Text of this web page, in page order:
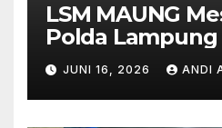
LSM MAUNG
Polda
Semua Pihak di
Islamic Center-
JUNI 16, 2026 ANDI